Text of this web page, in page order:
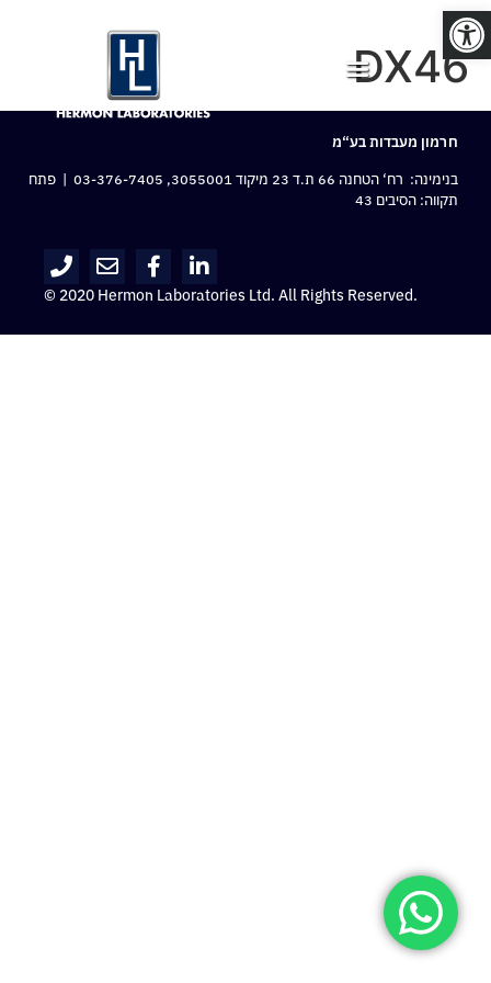
פתח סרגל נגישות
DX46
חרמון מעבדות בע“מ
בנימינה: רח‘ הטחנה 66 ת.ד 23 מיקוד 3055001,
03-376-7405 | פתח
תקווה: הסיבים 43
© 2020 Hermon Laboratories Ltd. All Rights Reserved.